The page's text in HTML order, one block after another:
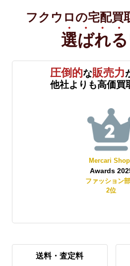
フクウロの宅配買
選ばれる
圧倒的な販売力
他社よりも高価買
Mercari
Awards
ファッション
2位
送料・査定料